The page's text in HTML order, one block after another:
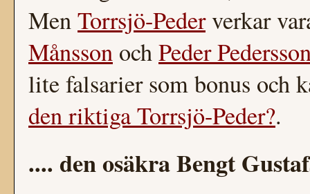
MenTorrsjö-Pederverkar
Månsson ochPeder
lite falsarier som bonus och
den riktiga Torrsjö-Peder?.
.... den osäkra Bengt